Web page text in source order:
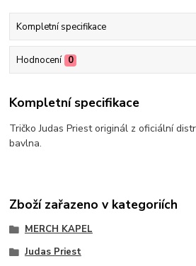
Kompletní specifikace
Hodnocení 0
Kompletní specifikace
Tričko Judas Priest originál z oficiální
bavlna.
Zboží zařazeno v kategoriích
MERCH KAPEL
Judas Priest